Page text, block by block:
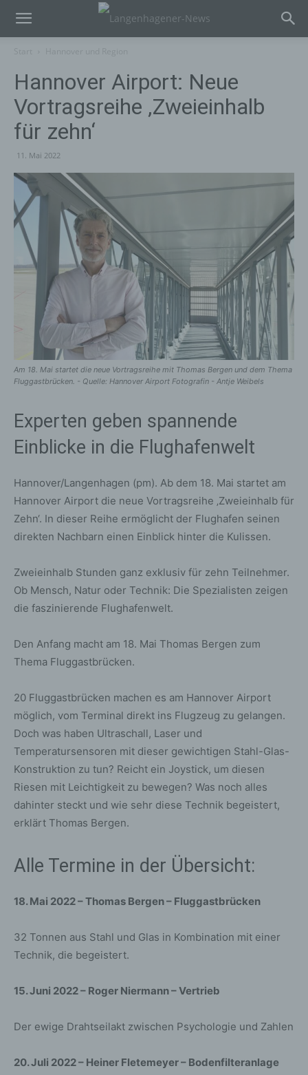
Hannover Airport: Neue
Vortragsreihe ‚Zweieinhalb
für zehn‘
11. Mai 2022
Am 18. Mai startet die neue Vortragsreihe mit Thomas Bergen und dem Thema
Fluggastbrücken. - Quelle: Hannover Airport Fotografin - Antje Weibels
Experten geben spannende
Einblicke in die Flughafenwelt
Hannover/Langenhagen (pm). Ab dem 18. Mai startet am
Hannover Airport die neue Vortragsreihe ‚Zweieinhalb für
Zehn‘. In dieser Reihe ermöglicht der Flughafen seinen
direkten Nachbarn einen Einblick hinter die Kulissen.
Zweieinhalb Stunden ganz exklusiv für zehn Teilnehmer.
Ob Mensch, Natur oder Technik: Die Spezialisten zeigen
die faszinierende Flughafenwelt.
Den Anfang macht am 18. Mai Thomas Bergen zum
Thema Fluggastbrücken.
20 Fluggastbrücken machen es am Hannover Airport
möglich, vom Terminal direkt ins Flugzeug zu gelangen.
Doch was haben Ultraschall, Laser und
Temperatursensoren mit dieser gewichtigen Stahl-Glas-
Konstruktion zu tun? Reicht ein Joystick, um diesen
Riesen mit Leichtigkeit zu bewegen? Was noch alles
dahinter steckt und wie sehr diese Technik begeistert,
erklärt Thomas Bergen.
Alle Termine in der Übersicht:
18. Mai 2022 – Thomas Bergen – Fluggastbrücken
32 Tonnen aus Stahl und Glas in Kombination mit einer
Technik, die begeistert.
15. Juni 2022 – Roger Niermann – Vertrieb
Der ewige Drahtseilakt zwischen Psychologie und Zahlen
20. Juli 2022 – Heiner Fletemeyer – Bodenfilteranlage